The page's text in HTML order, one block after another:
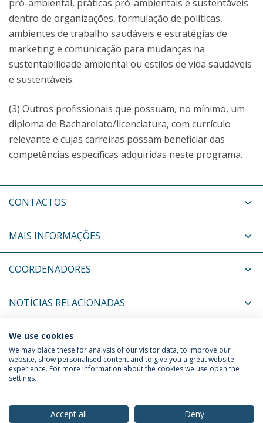
pró-ambiental, práticas pró-ambientais e sustentáveis
dentro de organizações, formulação de políticas,
ambientes de trabalho saudáveis e estratégias de
marketing e comunicação para mudanças na
sustentabilidade ambiental ou estilos de vida saudáveis
e sustentáveis.
(3) Outros profissionais que possuam, no mínimo, um
diploma de Bacharelato/licenciatura, com currículo
relevante e cujas carreiras possam beneficiar das
competências específicas adquiridas neste programa.
CONTACTOS
MAIS INFORMAÇÕES
COORDENADORES
NOTÍCIAS RELACIONADAS
EVENTOS RELACIONADOS
Política de Privacidade
Termos & Condições
We use cookies
We may place these for analysis of our visitor data, to improve our
website, show personalised content and to give you a great website
experience. For more information about the cookies we use open the
settings.
Accept all Deny